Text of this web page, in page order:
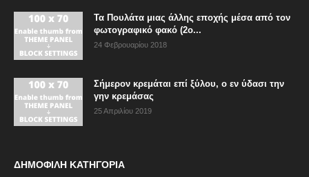
Τα Πουλάτα μιας άλλης εποχής μέσα από τον
φωτογραφικό φακό (2ο...
24 Φεβρουαρίου 2018
Σήμερον κρεμάται επί ξύλου, ο εν ύδασι την
γην κρεμάσας
25 Απριλίου 2019
ΔΗΜΟΦΙΛΗ ΚΑΤΗΓΟΡΙΑ